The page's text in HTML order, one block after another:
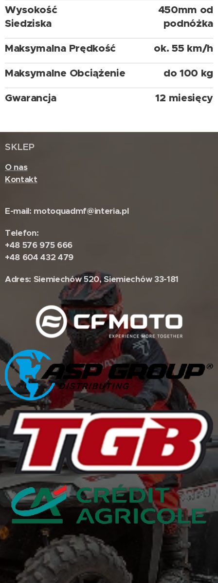
Wysokość
Siedziska
450mm od
podnóżka
Maksymalna Prędkość
ok. 55 km/h
Maksymalne Obciążenie
do 100 kg
Gwarancja
12 miesięcy
SKLEP
O nas
Kontakt
E-mail: motoquadmf@interia.pl
Telefon:
+48 576 975 666
+48 604 432 479
Adres: Siemiechów 520, Siemiechów 33-181